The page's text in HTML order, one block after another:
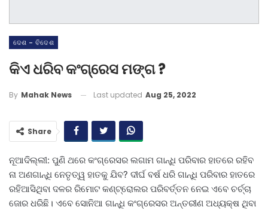
ଦେଶ - ବିଦେଶ
କିଏ ଧରିବ କଂଗ୍ରେସ ମଙ୍ଗ ?
By Mahak News Last updated Aug 25, 2022
Share
ନୂଆଦିଲ୍ଲୀ: ପୁଣି ଥରେ କଂଗ୍ରେସର ଲଗାମ ଗାନ୍ଧି ପରିବାର ହାତରେ ରହିବ
ନା ଅଣଗାନ୍ଧି ନେତୃତ୍ୱ ହାତକୁ ଯିବ? ଦୀର୍ଘ ବର୍ଷ ଧରି ଗାନ୍ଧି ପରିବାର ହାତରେ
ରହିଆସିଥିବା ଦଳର ରିମୋଟ କଣ୍ଟ୍ରୋଲର ପରିବର୍ତ୍ତନ ନେଇ ଏବେ ଚର୍ଚ୍ଚା
ଜୋର ଧରିଛି। ଏବେ ସୋନିଆ ଗାନ୍ଧି କଂଗ୍ରେସର ଅନ୍ତରୀଣ ଅଧ୍ୟକ୍ଷ ଥିବା